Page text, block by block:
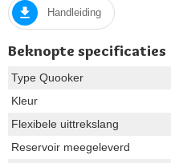
Handleiding
Beknopte specificaties
Type Quooker
Kleur
Flexibele uittrekslang
Reservoir meegeleverd